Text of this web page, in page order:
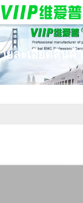
ยละเอียดสินค้า